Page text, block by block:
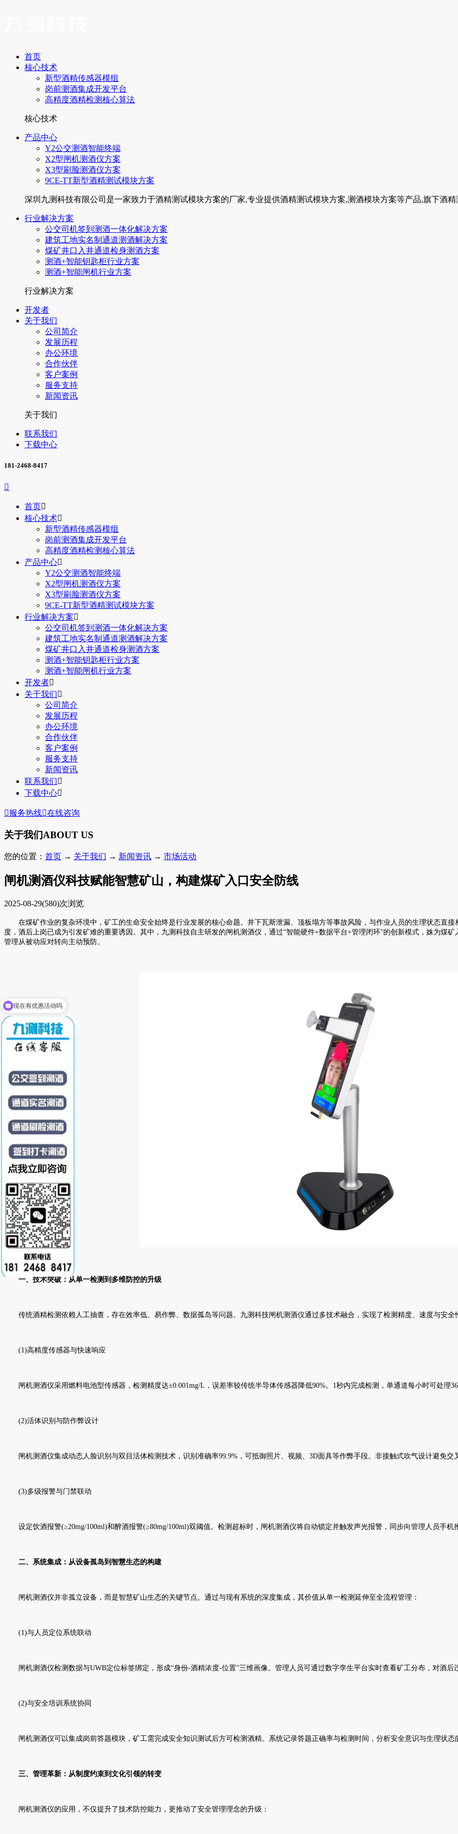
首页
核心技术
新型酒精传感器模组
岗前测酒集成开发平台
高精度酒精检测核心算法
核心技术
产品中心
Y2公交测酒智能终端
X2型闸机测酒仪方案
X3型刷脸测酒仪方案
9CE-TT新型酒精测试模块方案
深圳九测科技有限公司是一家致力于酒精测试模块方案的厂家,专业提供酒精测试模块方案,测酒模块方案等产品,旗下酒精
行业解决方案
公交司机签到测酒一体化解决方案
建筑工地实名制通道测酒解决方案
煤矿井口入井通道检身测酒方案
测酒+智能钥匙柜行业方案
测酒+智能闸机行业方案
行业解决方案
开发者
关于我们
公司简介
发展历程
办公环境
合作伙伴
客户案例
服务支持
新闻资讯
关于我们
联系我们
下载中心
181-2468-8417

首页
核心技术
新型酒精传感器模组
岗前测酒集成开发平台
高精度酒精检测核心算法
产品中心
Y2公交测酒智能终端
X2型闸机测酒仪方案
X3型刷脸测酒仪方案
9CE-TT新型酒精测试模块方案
行业解决方案
公交司机签到测酒一体化解决方案
建筑工地实名制通道测酒解决方案
煤矿井口入井通道检身测酒方案
测酒+智能钥匙柜行业方案
测酒+智能闸机行业方案
开发者
关于我们
公司简介
发展历程
办公环境
合作伙伴
客户案例
服务支持
新闻资讯
联系我们
下载中心
 服务热线在线咨询
关于我们ABOUT US
您的位置： 首页 → 关于我们 → 新闻资讯 → 市场活动
闸机测酒仪科技赋能智慧矿山，构建煤矿入口安全防线
2025-08-29(580)次浏览
在煤矿作业的复杂环境中，矿工的生命安全始终是行业发展的核心命题。井下瓦斯泄漏、顶板塌方等事故风险，与作业人员的生理状态直
度，酒后上岗已成为引发矿难的重要诱因。其中，九测科技自主研发的闸机测酒仪，通过“智能硬件+数据平台+管理闭环”的创新模式，姝为煤
管理从被动应对转向主动预防。
一、技术突破：从单一检测到多维防控的升级
传统酒精检测依赖人工抽查，存在效率低、易作弊、数据孤岛等问题。九测科技闸机测酒仪通过多技术融合，实现了检测精度、速度与安全
(1)高精度传感器与快速响应
闸机测酒仪采用燃料电池型传感器，检测精度达±0.001mg/L，误差率较传统半导体传感器降低90%。1秒内完成检测，单通道每小时可处理
(2)活体识别与防作弊设计
闸机测酒仪集成动态人脸识别与双目活体检测技术，识别准确率99.9%，可抵御照片、视频、3D面具等作弊手段。非接触式吹气设计避免交
(3)多级报警与门禁联动
设定饮酒报警(≥20mg/100ml)和醉酒报警(≥80mg/100ml)双阈值。检测超标时，闸机测酒仪将自动锁定并触发声光报警，同步向管理人员手机
二、系统集成：从设备孤岛到智慧生态的构建
闸机测酒仪并非孤立设备，而是智慧矿山生态的关键节点。通过与现有系统的深度集成，其价值从单一检测延伸至全流程管理：
(1)与人员定位系统联动
闸机测酒仪检测数据与UWB定位标签绑定，形成“身份-酒精浓度-位置”三维画像。管理人员可通过数字孪生平台实时查看矿工分布，对酒后
(2)与安全培训系统协同
闸机测酒仪可以集成岗前答题模块，矿工需完成安全知识测试后方可检测酒精。系统记录答题正确率与检测时间，分析安全意识与生理状态
三、管理革新：从制度约束到文化引领的转变
闸机测酒仪的应用，不仅提升了技术防控能力，更推动了安全管理理念的升级：
可以介绍下你们的产品么